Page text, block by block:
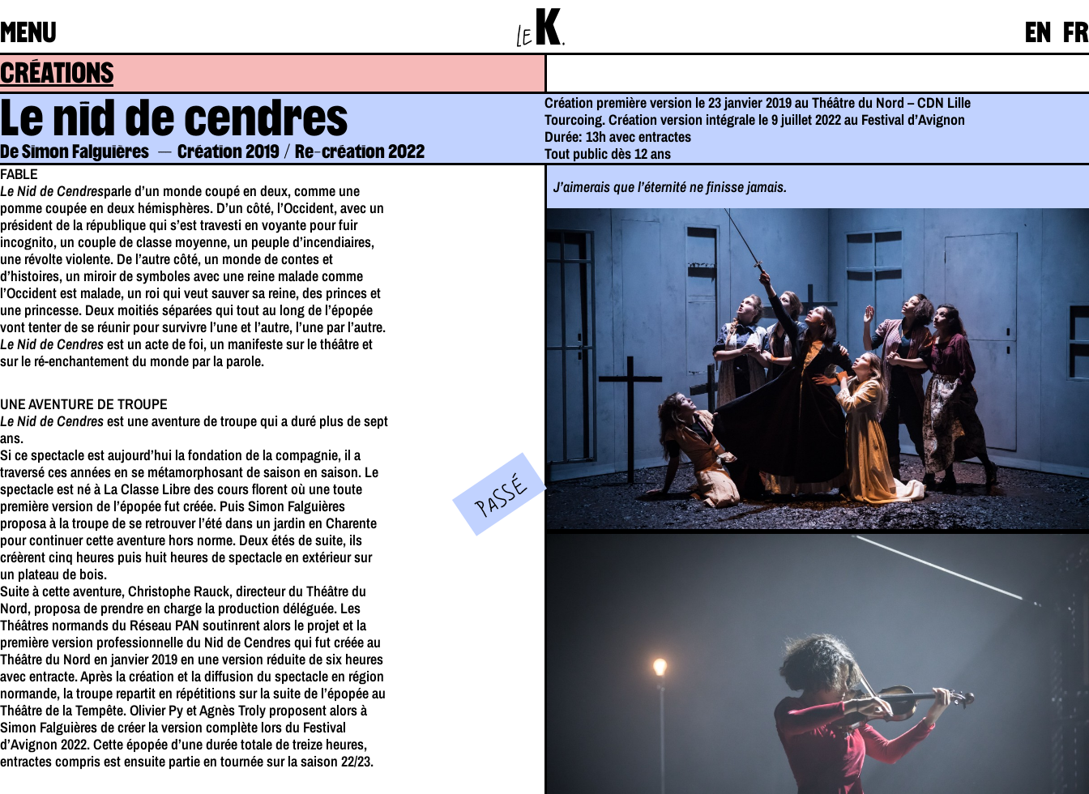
MENU LEK. EN FR
CRÉATIONS
PASSÉ
Le nid de cendres
De Simon Falguières Création 2019 / Re-création 2022
Création première version le 23 janvier 2019 au Théâtre du Nord – CDN Lille
Tourcoing. Création version intégrale le 9 juillet 2022 au Festival d’Avignon
Durée: 13h avec entractes
Tout public dès 12 ans
J’aimerais que l’éternité ne finisse jamais.
FABLE
Le Nid de Cendresparle d’un monde coupé en deux, comme une
pomme coupée en deux hémisphères. D’un côté, l’Occident, avec un
président de la république qui s’est travesti en voyante pour fuir
incognito, un couple de classe moyenne, un peuple d’incendiaires,
une révolte violente. De l’autre côté, un monde de contes et
d’histoires, un miroir de symboles avec une reine malade comme
l’Occident est malade, un roi qui veut sauver sa reine, des princes et
une princesse. Deux moitiés séparées qui tout au long de l’épopée
vont tenter de se réunir pour survivre l’une et l’autre, l’une par l’autre.
Le Nid de Cendresest un acte de foi, un manifeste sur le théâtre et
sur le ré-enchantement du monde par la parole.
UNE AVENTURE DE TROUPE
Le Nid de Cendresest une aventure de troupe qui a duré plus de sept
ans.
Si ce spectacle est aujourd’hui la fondation de la compagnie, il a
traversé ces années en se métamorphosant de saison en saison. Le
spectacle est né à La Classe Libre des cours florent où une toute
première version de l’épopée fut créée. Puis Simon Falguières
proposa à la troupe de se retrouver l’été dans un jardin en Charente
pour continuer cette aventure hors norme. Deux étés de suite, ils
créèrent cinq heures puis huit heures de spectacle en extérieur sur
un plateau de bois.
Suite à cette aventure, Christophe Rauck, directeur du Théâtre du
Nord, proposa de prendre en charge la production déléguée. Les
Théâtres normands du Réseau PAN soutinrent alors le projet et la
première version professionnelle du Nid de Cendres qui fut créée au
Théâtre du Nord en janvier 2019 en une version réduite de six heures
avec entracte. Après la création et la diffusion du spectacle en région
normande, la troupe repartit en répétitions sur la suite de l’épopée au
Théâtre de la Tempête. Olivier Py et Agnès Troly proposent alors à
Simon Falguières de créer la version complète lors du Festival
d’Avignon 2022. Cette épopée d’une durée totale de treize heures,
entractes compris est ensuite partie en tournée sur la saison 22/23.